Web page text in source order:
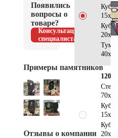
Появились
вопросы о
товаре?
Консультация
специалиста
Примеры памятников
Отзывы о компании